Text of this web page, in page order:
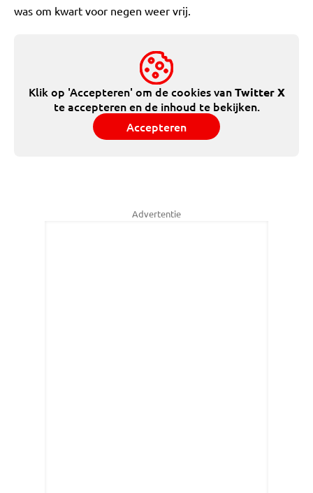
was om kwart voor negen weer vrij.
Klik op 'Accepteren' om de cookies vanTwitter X
te accepteren en de inhoud te bekijken.
Accepteren
Advertentie